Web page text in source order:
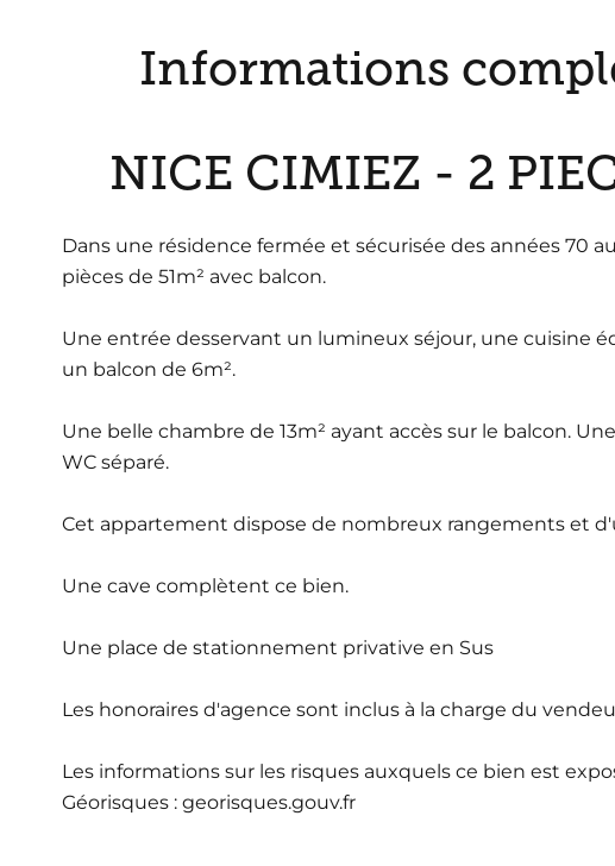
Informations
NICE CIMIEZ - 2
Dans une résidence fermée et sécurisée des années 70
pièces de 51m² avec balcon.
Une entrée desservant un lumineux séjour, une cuisine
un balcon de 6m².
Une belle chambre de 13m² ayant accès sur le balcon.
WC séparé.
Cet appartement dispose de nombreux rangements et
Une cave complètent ce bien.
Une place de stationnement privative en Sus
Les honoraires d'agence sont inclus à la charge du
Les informations sur les risques auxquels ce bien est
Géorisques : georisques.gouv.fr